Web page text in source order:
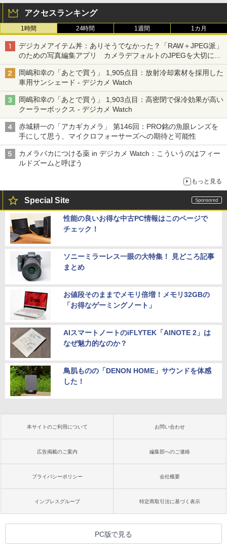
アクセスランキング
1時間 24時間 1週間 1カ月
デジカメアイテム丼：ありそうでなかった？「RAW＋JPEG派」
のための写真編集アプリ カメラデフォルトのJPEGを大切にす
る「Filmator」
岡嶋和幸の「あとで買う」 1,905点目：放射冷却素材を採用した
車用サンシェード - デジカメ Watch
岡嶋和幸の「あとで買う」 1,903点目：高密閉で保冷効果が高い
クーラーボックス - デジカメ Watch
赤城耕一の「アカギカメラ」 第146回：PRO銘の魚眼レンズを
手にして思う、マイクロフォーサーズへの期待と可能性
カメラバカにつける薬 in デジカメ Watch：こういうのはフィー
ルドズームと呼ぼう
もっと見る
Special Site
性能の良いお得な中古PC情報はこのページで
チェック！
ソニーミラーレス一眼の大特集！ 見どころ記事
まとめ
お値段そのままでメモリ倍増！メモリ32GBの
「お得なゲーミングノート」
AIスマートノートのiFLYTEK「AINOTE 2」は
なぜ魅力的なのか？
鳥肌ものの「DENON HOME」サウンドを体感
した！
本サイトのご利用について お問い合わせ
広告掲載のご案内 編集部へのご連絡
プライバシーポリシー 会社概要
インプレスグループ 特定商取引法に基づく表示
PC版で見る